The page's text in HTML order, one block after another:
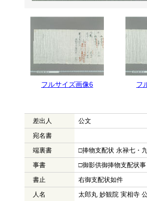
フルサイズ画像6 フ
差出人
公文
宛名書
端裏書
□捧物支配状 永禄七・
事書
□御影供御捧物支配状事
書止
右御支配状如件
人名
太郎丸 妙観院 実相寺